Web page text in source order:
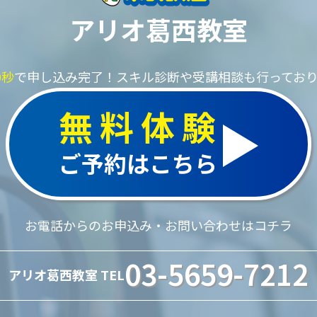
アリオ葛西教室
で申し込み完了！ スキル診断や受講相談も行ってお
無料体験
ご予約はこちら
お電話からのお申込み・お問い合わせはコチラ
アリオ葛西教室 TEL03-5659-7212